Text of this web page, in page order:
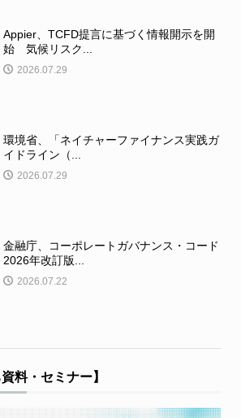
Appier、TCFD提言に基づく情報開示を開
始 気候リスク...
2026.07.29
環境省、「ネイチャーファイナンス実践ガ
イドライン（...
2026.07.29
金融庁、コーポレートガバナンス・コード
2026年改訂版...
2026.07.22
料・セミナー】